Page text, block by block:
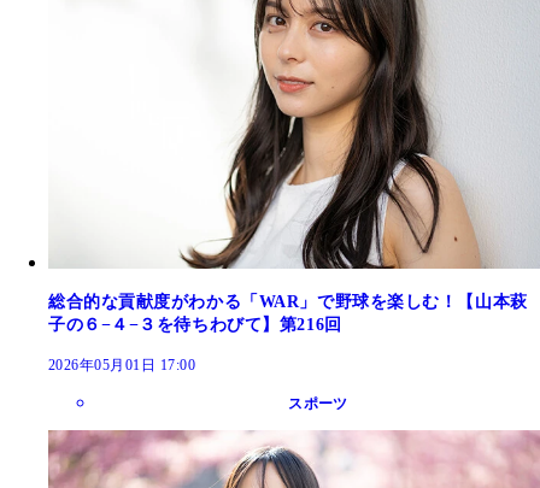
総合的な貢献度がわかる「WAR」で野球を楽しむ！【山本萩
子の６−４−３を待ちわびて】第216回
2026年05月01日 17:00
スポーツ